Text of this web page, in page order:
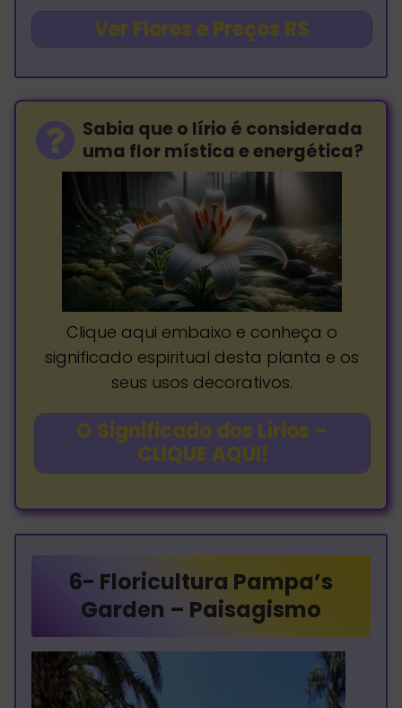
Ver Flores e Preços R$
Sabia que o lírio é considerada
uma flor mística e energética?
Clique aqui embaixo e conheça o
significado espiritual desta planta e os
seus usos decorativos.
O Significado dos Lírios –
CLIQUE AQUI!
6- Floricultura Pampa’s
Garden – Paisagismo